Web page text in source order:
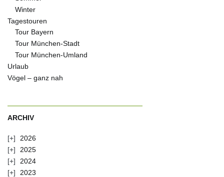
Winter
Tagestouren
Tour Bayern
Tour München-Stadt
Tour München-Umland
Urlaub
Vögel – ganz nah
ARCHIV
2026
2025
2024
2023